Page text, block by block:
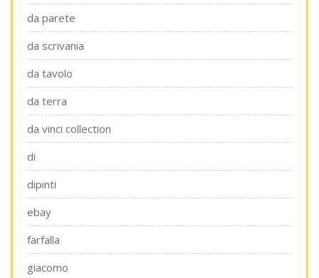
da parete
da scrivania
da tavolo
da terra
da vinci collection
di
dipinti
ebay
farfalla
giacomo